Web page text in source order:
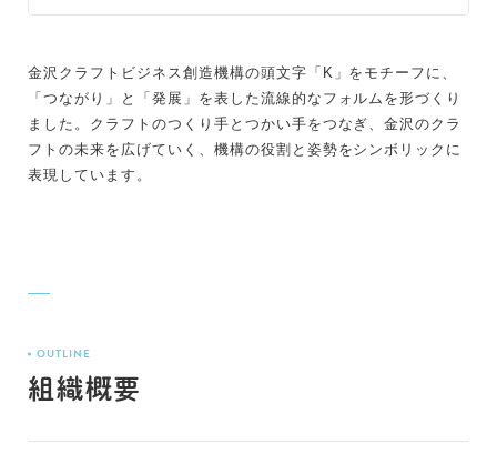
金沢クラフトビジネス創造機構の頭文字「K」をモチーフに、
「つながり」と「発展」を表した流線的なフォルムを形づくり
ました。クラフトのつくり手とつかい手をつなぎ、金沢のクラ
フトの未来を広げていく、機構の役割と姿勢をシンボリックに
表現しています。
組織概要
OUTLINE